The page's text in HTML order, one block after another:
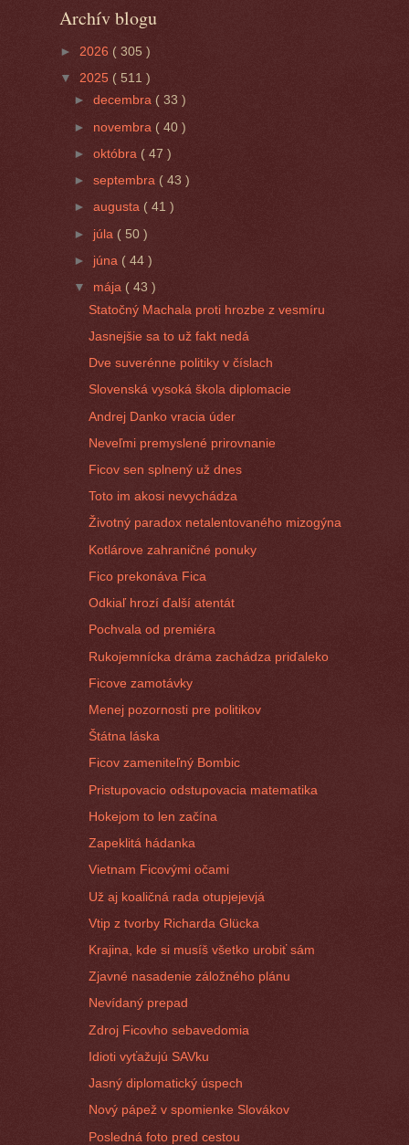
Archív blogu
► 2026 ( 305 )
▼ 2025 ( 511 )
►decembra( 33 )
► novembra ( 40 )
►októbra ( 47 )
►septembra ( 43 )
►augusta( 41 )
► júla ( 50 )
► júna ( 44 )
▼ mája ( 43 )
Statočný Machala proti hrozbe z vesmíru
Jasnejšie sa to už fakt nedá
Dve suverénne politiky v číslach
Slovenská vysoká škola diplomacie
Andrej Danko vracia úder
Neveľmi premyslené prirovnanie
Ficov sen splnený už dnes
Toto im akosi nevychádza
Životný paradox netalentovaného mizogýna
Kotlárove zahraničné ponuky
Fico prekonáva Fica
Odkiaľ hrozí ďalší atentát
Pochvala od premiéra
Rukojemnícka dráma zachádza priďaleko
Ficove zamotávky
Menej pozornosti pre politikov
Štátna láska
Ficov zameniteľný Bombic
Pristupovacio odstupovacia matematika
Hokejom to len začína
Zapeklitá hádanka
Vietnam Ficovými očami
Už aj koaličná rada otupjejevjá
Vtip z tvorby Richarda Glücka
Krajina, kde si musíš všetko urobiť sám
Zjavné nasadenie záložného plánu
Nevídaný prepad
Zdroj Ficovho sebavedomia
Idioti vyťažujú SAVku
Jasný diplomatický úspech
Nový pápež v spomienke Slovákov
Posledná foto pred cestou